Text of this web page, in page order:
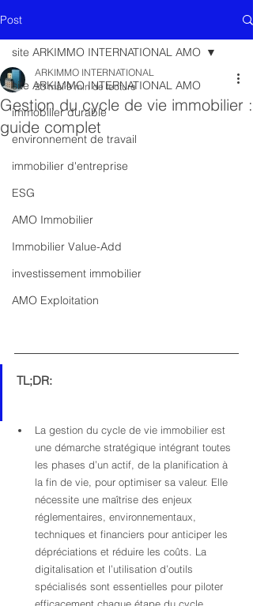
Post
site ARKIMMO INTERNATIONAL AMO
immobilier durable
environnement de travail
immobilier d'entreprise
ESG
AMO Immobilier
Immobilier Value-Add
investissement immobilier
AMO Exploitation
site ARKIMMO INTERNATIONAL AMO
Gestion du cycle de vie immobilier :
guide complet
ARKIMMO INTERNATIONAL
23 mai 9 min de lecture
TL;DR:
La gestion du cycle de vie immobilier est
une démarche stratégique intégrant toutes
les phases d’un actif, de la planification à
la fin de vie, pour optimiser sa valeur. Elle
nécessite une maîtrise des enjeux
réglementaires, environnementaux,
techniques et financiers pour anticiper les
dépréciations et réduire les coûts. La
digitalisation et l’utilisation d’outils
spécialisés sont essentielles pour piloter